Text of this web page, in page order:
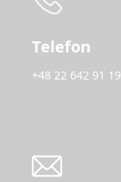
Telefon
+48 22 642 91 19